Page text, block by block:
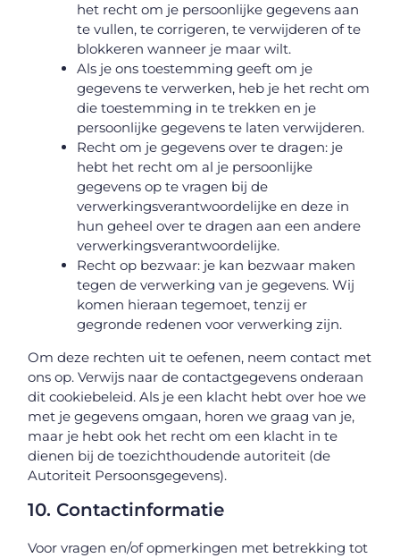
het recht om je persoonlijke gegevens aan
te vullen, te corrigeren, te verwijderen of te
blokkeren wanneer je maar wilt.
Als je ons toestemming geeft om je
gegevens te verwerken, heb je het recht om
die toestemming in te trekken en je
persoonlijke gegevens te laten verwijderen.
Recht om je gegevens over te dragen: je
hebt het recht om al je persoonlijke
gegevens op te vragen bij de
verwerkingsverantwoordelijke en deze in
hun geheel over te dragen aan een andere
verwerkingsverantwoordelijke.
Recht op bezwaar: je kan bezwaar maken
tegen de verwerking van je gegevens. Wij
komen hieraan tegemoet, tenzij er
gegronde redenen voor verwerking zijn.
Om deze rechten uit te oefenen, neem contact met
ons op. Verwijs naar de contactgegevens onderaan
dit cookiebeleid. Als je een klacht hebt over hoe we
met je gegevens omgaan, horen we graag van je,
maar je hebt ook het recht om een klacht in te
dienen bij de toezichthoudende autoriteit (de
Autoriteit Persoonsgegevens).
10. Contactinformatie
Voor vragen en/of opmerkingen met betrekking tot